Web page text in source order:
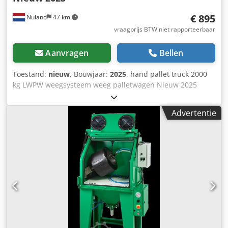
Nuland 47 km € 895
vraagprijs BTW niet rapporteerbaar
Aanvragen Bellen
Toestand: nieuw, Bouwjaar: 2025, hand pallet truck 2000
kg LWPW weegsysteem weeg palletwagen Nieuw 2025
Doorlopende voorraad, zie website. Prijzen zijn af Nuland.
Dkodex Td Dtjpfx Ai Her Van de Wert Trading B.V. heeft een
wisselende voorraad van machines, truck, trailers en
aanbouwdelen. Al onze leveringen zijn tegen
handelsprijzen in AS-IS condities zonder garanties. (zie
onze algemene voorwaarden) Voor een bezichtiging en/of
proefrit kunt u vrijblijvend een afspraak maken. Bel even
vooraf wij zijn niet constant aanwezig. Van de Wert Trading
B.V. Bedrijfsstraat 3 5391 LR Nuland
Advertentie